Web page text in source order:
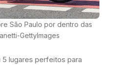
São Paulo por dentro das
GettyImages
5 lugares perfeitos para